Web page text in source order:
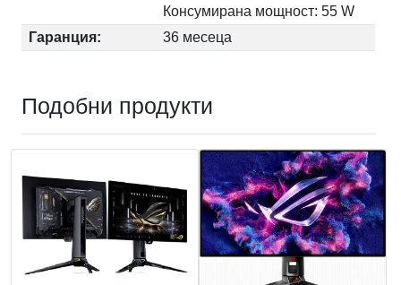
Консумирана мощност: 55 W
Гаранция:
36 месеца
Подобни продукти